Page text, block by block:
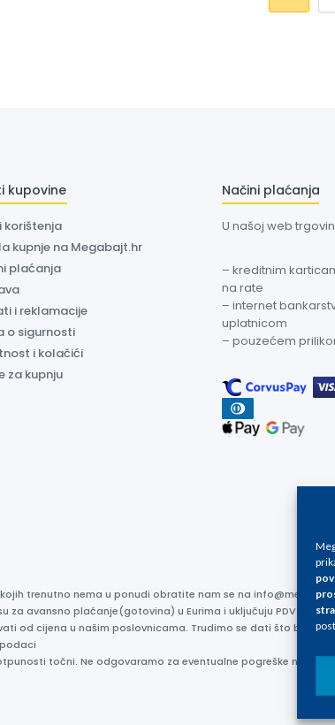
kupovine
korištenja
kupnje na Megabajt.hr
plaćanja
i reklamacije
o sigurnosti
i kolačići
za kupnju
Načini plaćanja
U našoj web
– kreditnim
na rate
– internet
uplatnicom
– pouzećem
trenutno nema u ponudi obratite nam se na
za avansno plaćanje(gotovina) u Eurima i uključuju PDV. Sve
od cijena u našim poslovnicama. Trudimo se dati što bolji i
točni. Ne odgovaramo za eventualne pogreške